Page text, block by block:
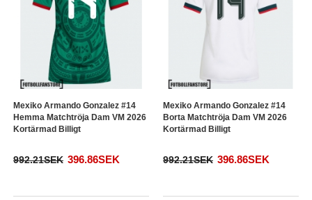
Mexiko Armando Gonzalez #14
Hemma Matchtröja Dam VM 2026
Kortärmad Billigt
992.21SEK 396.86SEK
Mexiko Armando Gonzalez #14
Borta Matchtröja Dam VM 2026
Kortärmad Billigt
992.21SEK 396.86SEK